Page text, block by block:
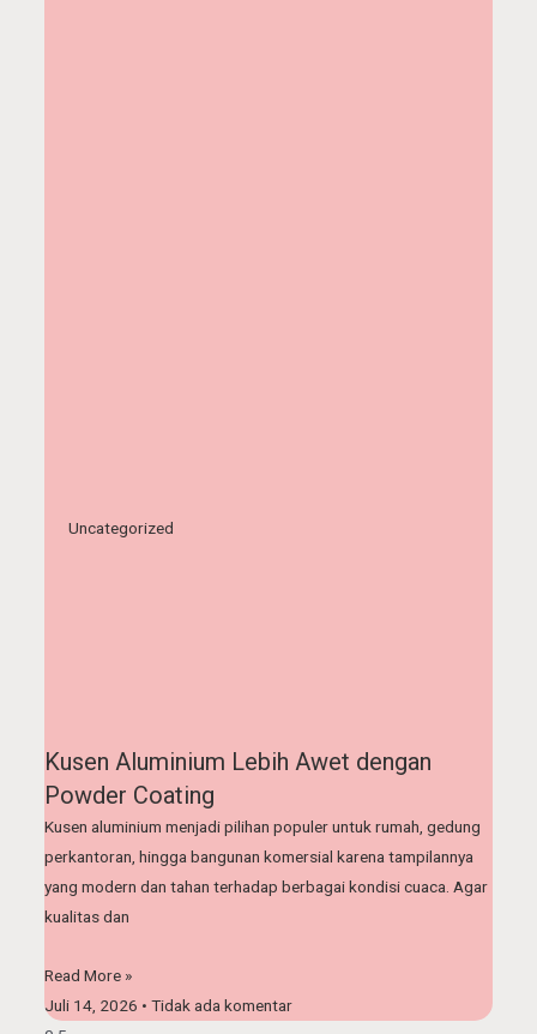
Uncategorized
Kusen Aluminium Lebih Awet dengan
Powder Coating
Kusen aluminium menjadi pilihan populer untuk rumah, gedung
perkantoran, hingga bangunan komersial karena tampilannya
yang modern dan tahan terhadap berbagai kondisi cuaca. Agar
kualitas dan
Read More »
Juli 14, 2026
Tidak ada komentar